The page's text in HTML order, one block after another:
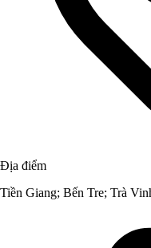
Địa điểm
Tiền Giang; Bến Tre; Trà